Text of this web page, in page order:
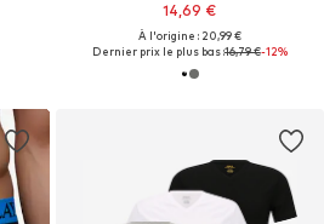
14,69 €
À l'origine : 20,99 €
Dernier prix le plus bas :16,79 €-12%